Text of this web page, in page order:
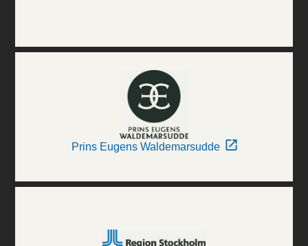
Prins Eugens Waldemarsudde